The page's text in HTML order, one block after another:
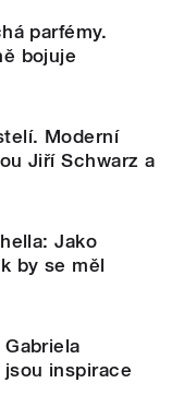
parfémy.
bojuje
Moderní
Jiří Schwarz a
Jako
by se měl
inspirace